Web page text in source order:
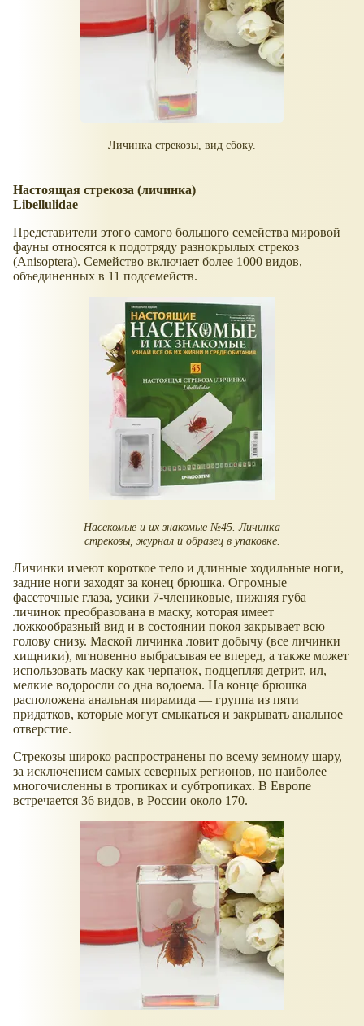
Личинка стрекозы, вид сбоку.
Настоящая стрекоза (личинка)
Libellulidae
Представители этого самого большого семейства мировой
фауны относятся к подотряду разнокрылых стрекоз
(Anisoptera). Семейство включает более 1000 видов,
объединенных в 11 подсемейств.
Насекомые и их знакомые №45. Личинка
стрекозы, журнал и образец в упаковке.
Личинки имеют короткое тело и длинные ходильные ноги,
задние ноги заходят за конец брюшка. Огромные
фасеточные глаза, усики 7-члениковые, нижняя губа
личинок преобразована в маску, которая имеет
ложкообразный вид и в состоянии покоя закрывает всю
голову снизу. Маской личинка ловит добычу (все личинки
хищники), мгновенно выбрасывая ее вперед, а также может
использовать маску как черпачок, подцепляя детрит, ил,
мелкие водоросли со дна водоема. На конце брюшка
расположена анальная пирамида — группа из пяти
придатков, которые могут смыкаться и закрывать анальное
отверстие.
Стрекозы широко распространены по всему земному шару,
за исключением самых северных регионов, но наиболее
многочисленны в тропиках и субтропиках. В Европе
встречается 36 видов, в России около 170.